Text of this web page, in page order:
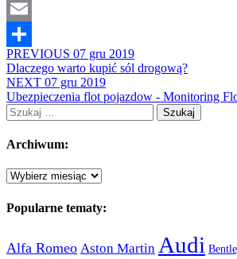
Mastodon
Email
Share
PREVIOUS 07 gru 2019
Dlaczego warto kupić sól drogową?
NEXT 07 gru 2019
Ubezpieczenia flot pojazdow - Monitoring
Szukaj:
Archiwum:
Archiwum:
Popularne tematy:
Alfa Romeo Aston Martin Audi